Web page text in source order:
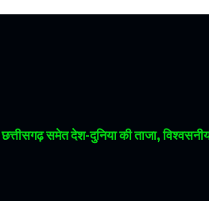
छत्तीसगढ़ समेत देश-दुनिया की ताजा,